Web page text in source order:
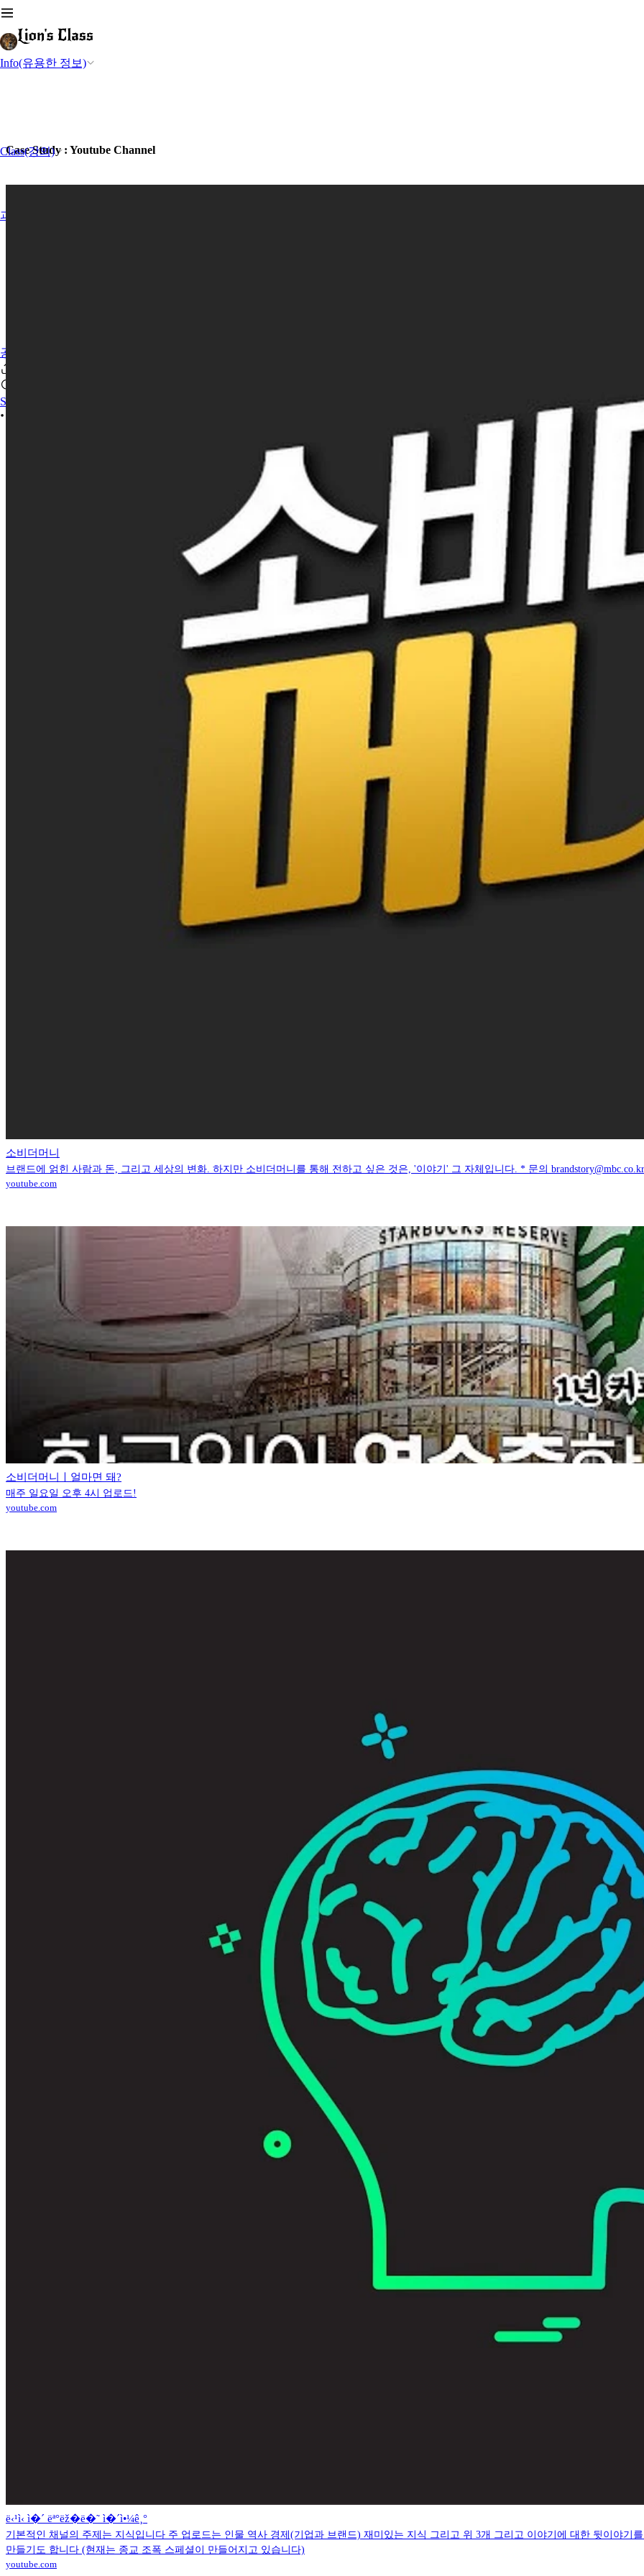
Info(유용한 정보)
Class(강의)
과제-Project
공유/자유게시판
Sign In
Case Study : Youtube Channel
소비더머니
브랜드에 얽힌 사람과 돈, 그리고 세상의 변화. 하지만 소비더머니를 통해 전하고 싶은 것은, '이야기' 그 자체입니다. * 문의 brandstory@mbc.co.kr
youtube.com
소비더머니ㅣ얼마면 돼?
매주 일요일 오후 4시 업로드!
youtube.com
ë‹¹ì‹ ì�´ ëª°ëž�ë�˜ ì�´ì•¼ê¸°
기본적인 채널의 주제는 지식입니다 주 업로드는 인물 역사 경제(기업과 브랜드) 재미있는 지식 그리고 위 3개 그리고 이야기에 대한 뒷이야기
만들기도 합니다 (현재는 종교 조폭 스페셜이 만들어지고 있습니다)
youtube.com